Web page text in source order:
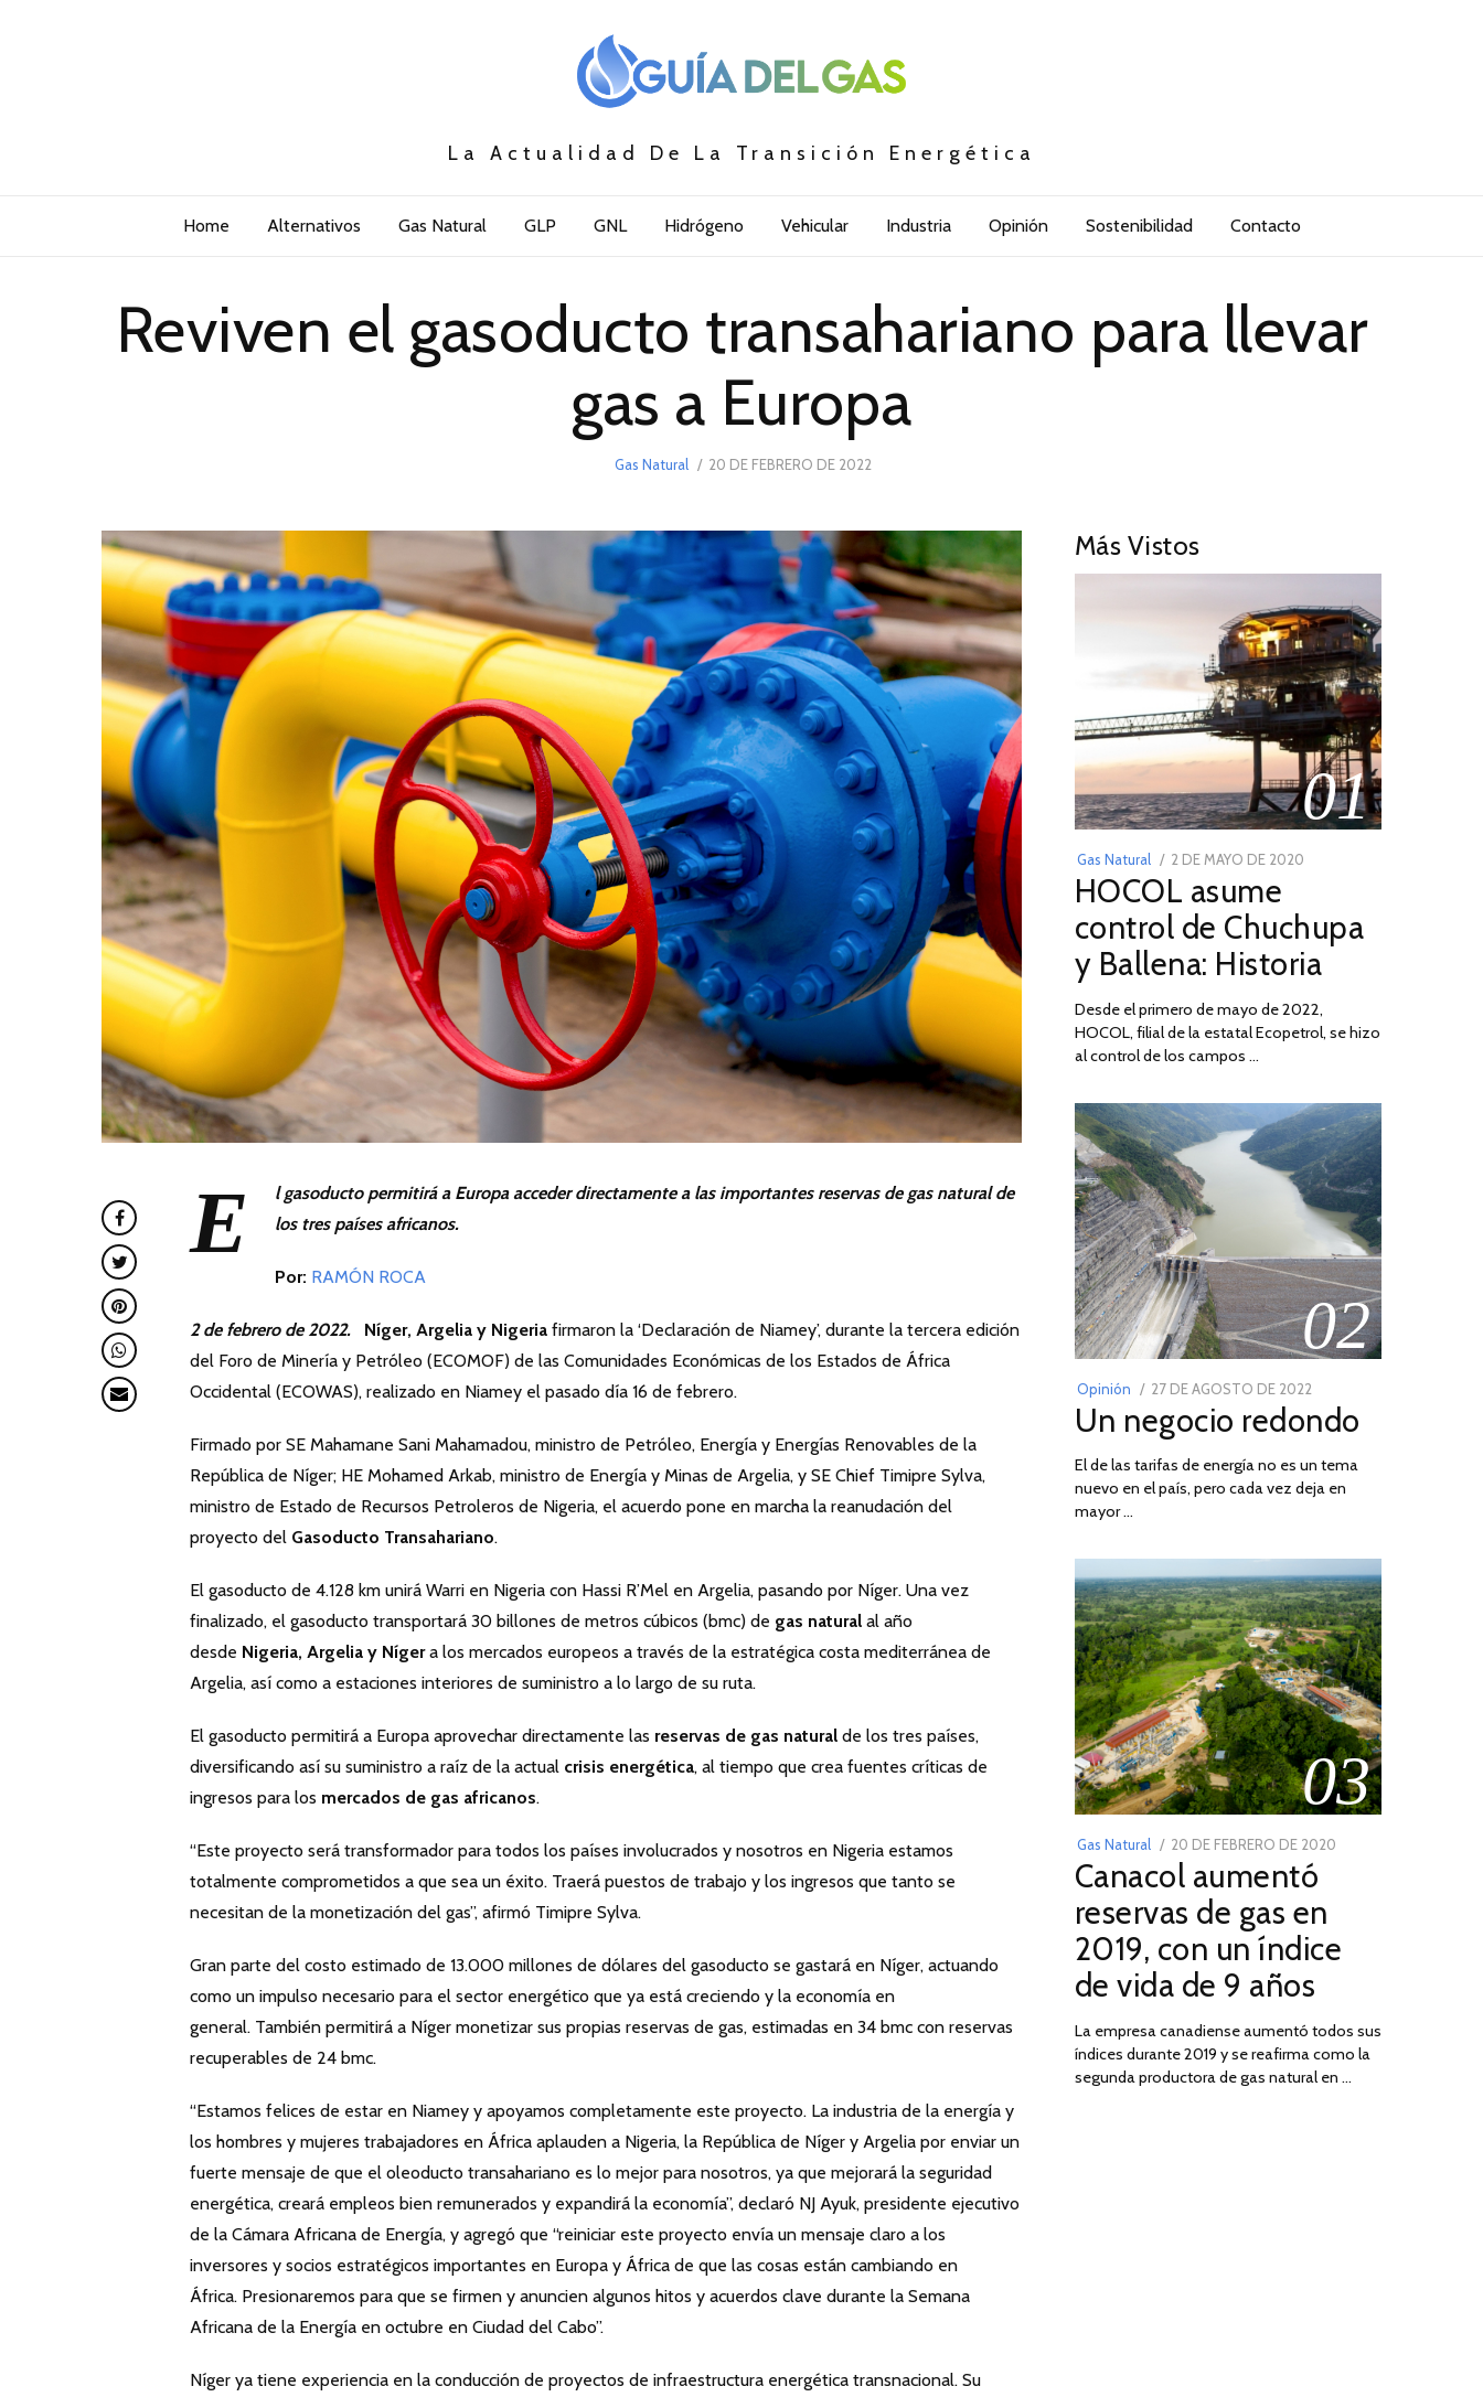
La Actualidad De La Transición Energética
Home Alternativos Gas Natural GLP GNL Hidrógeno Vehicular Industria Opinión Sostenibilidad Contacto
Reviven el gasoducto transahariano para llevar
gas a Europa
Gas Natural
POSTED
20 DE FEBRERO DE 202225
DE
2022
E
l gasoducto permitirá a Europa acceder directamente a las importantes reservas de gas natural de
los tres países africanos.
Por: RAMÓN ROCA
2 de febrero de 2022. Níger, Argelia y Nigeria firmaron la ‘Declaración de Niamey’, durante la tercera edición
del Foro de Minería y Petróleo (ECOMOF) de las Comunidades Económicas de los Estados de África
Occidental (ECOWAS), realizado en Niamey el pasado día 16 de febrero.
Firmado por SE Mahamane Sani Mahamadou, ministro de Petróleo, Energía y Energías Renovables de la
República de Níger; HE Mohamed Arkab, ministro de Energía y Minas de Argelia, y SE Chief Timipre Sylva,
ministro de Estado de Recursos Petroleros de Nigeria, el acuerdo pone en marcha la reanudación del
proyecto del Gasoducto Transahariano.
El gasoducto de 4.128 km unirá Warri en Nigeria con Hassi R’Mel en Argelia, pasando por Níger. Una vez
finalizado, el gasoducto transportará 30 billones de metros cúbicos (bmc) de gas natural al año
desde Nigeria, Argelia y Nígera los mercados europeos a través de la estratégica costa mediterránea de
Argelia, así como a estaciones interiores de suministro a lo largo de su ruta.
El gasoducto permitirá a Europa aprovechar directamente las reservas de gas natural de los tres países,
diversificando así su suministro a raíz de la actual crisis energética, al tiempo que crea fuentes críticas de
ingresos para los mercados de gas africanos.
“Este proyecto será transformador para todos los países involucrados y nosotros en Nigeria estamos
totalmente comprometidos a que sea un éxito. Traerá puestos de trabajo y los ingresos que tanto se
necesitan de la monetización del gas”, afirmó Timipre Sylva.
Gran parte del costo estimado de 13.000 millones de dólares del gasoducto se gastará en Níger, actuando
como un impulso necesario para el sector energético que ya está creciendo y la economía en
general. También permitirá a Níger monetizar sus propias reservas de gas, estimadas en 34 bmc con reservas
recuperables de 24 bmc.
“Estamos felices de estar en Niamey y apoyamos completamente este proyecto. La industria de la energía y
los hombres y mujeres trabajadores en África aplauden a Nigeria, la República de Níger y Argelia por enviar un
fuerte mensaje de que el oleoducto transahariano es lo mejor para nosotros, ya que mejorará la seguridad
energética, creará empleos bien remunerados y expandirá la economía”, declaró NJ Ayuk, presidente ejecutivo
de la Cámara Africana de Energía, y agregó que “reiniciar este proyecto envía un mensaje claro a los
inversores y socios estratégicos importantes en Europa y África de que las cosas están cambiando en
África. Presionaremos para que se firmen y anuncien algunos hitos y acuerdos clave durante la Semana
Africana de la Energía en octubre en Ciudad del Cabo”.
Níger ya tiene experiencia en la conducción de proyectos de infraestructura energética transnacional. Su
Más Vistos
01
Gas Natural
POSTED
ON
2 DE MAYO DE 2020
DE
2026
HOCOL asume
control de Chuchupa
y Ballena: Historia
Desde el primero de mayo de 2022,
HOCOL, filial de la estatal Ecopetrol, se hizo
al control de los campos …
02
Opinión
POSTED
ON
27 DE AGOSTO DE 2022
DE
DE
2022
Un negocio redondo
El de las tarifas de energía no es un tema
nuevo en el país, pero cada vez deja en
mayor …
03
Gas Natural
POSTED
ON
20 DE FEBRERO DE 2020
2025
Canacol aumentó
reservas de gas en
2019, con un índice
de vida de 9 años
La empresa canadiense aumentó todos sus
índices durante 2019 y se reafirma como la
segunda productora de gas natural en …